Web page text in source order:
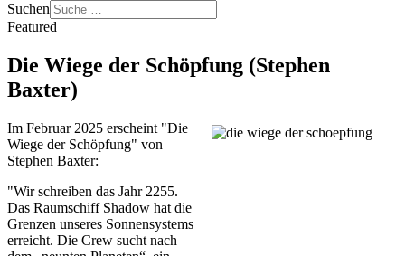
Suchen
Featured
Die Wiege der Schöpfung (Stephen
Baxter)
Im Februar 2025 erscheint "Die
Wiege der Schöpfung" von
Stephen Baxter:
"Wir schreiben das Jahr 2255.
Das Raumschiff Shadow hat die
Grenzen unseres Sonnensystems
erreicht. Die Crew sucht nach